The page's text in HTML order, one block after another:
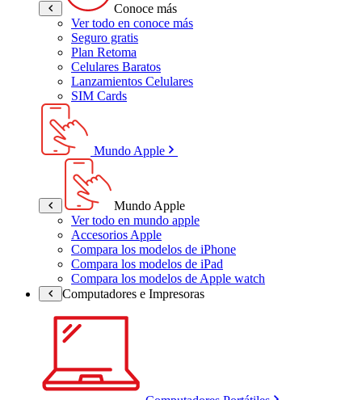
Conoce más
Ver todo en conoce más
Seguro gratis
Plan Retoma
Celulares Baratos
Lanzamientos Celulares
SIM Cards
Mundo Apple
Mundo Apple
Ver todo en mundo apple
Accesorios Apple
Compara los modelos de iPhone
Compara los modelos de iPad
Compara los modelos de Apple watch
Computadores e Impresoras